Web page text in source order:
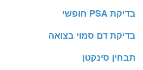
בדיקת PSA חופשי
בדיקת דם סמוי בצואה
תבחין סינקטן